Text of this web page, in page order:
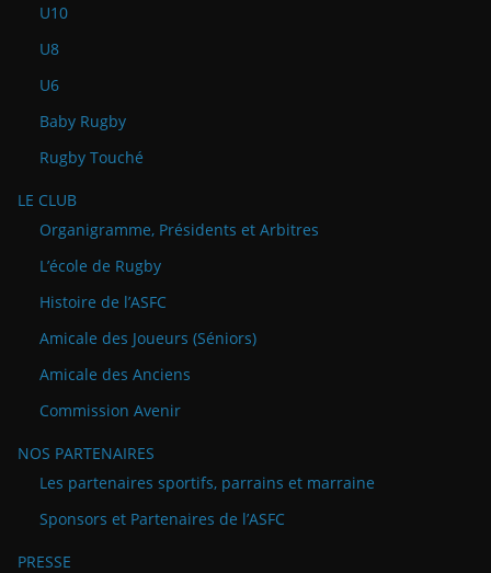
U10
U8
U6
Baby Rugby
Rugby Touché
LE CLUB
Organigramme, Présidents et Arbitres
L’école de Rugby
Histoire de l’ASFC
Amicale des Joueurs (Séniors)
Amicale des Anciens
Commission Avenir
NOS PARTENAIRES
Les partenaires sportifs, parrains et marraine
Sponsors et Partenaires de l’ASFC
PRESSE